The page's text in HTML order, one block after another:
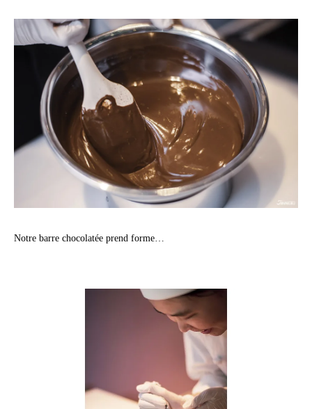
Notre barre chocolatée prend forme…